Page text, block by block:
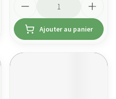
Ajouter au panier